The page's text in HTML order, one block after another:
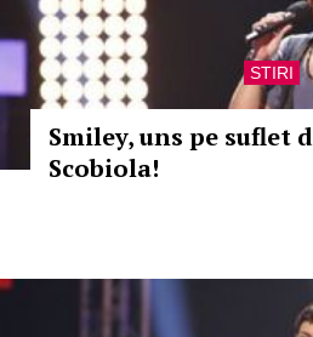
STIRI
Smiley, uns pe suflet
Scobiola!